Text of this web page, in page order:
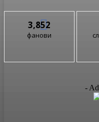
3,852
фанови
-